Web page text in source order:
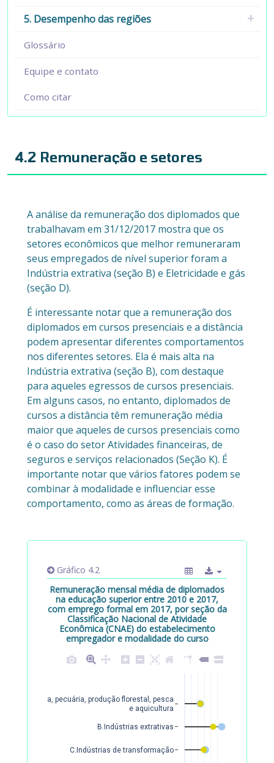
5. Desempenho das regiões
Glossário
Equipe e contato
Como citar
4.2 Remuneração e setores
A análise da remuneração dos diplomados que
trabalhavam em 31/12/2017 mostra que os
setores econômicos que melhor remuneraram
seus empregados de nível superior foram a
Indústria extrativa (seção B) e Eletricidade e gás
(seção D).
É interessante notar que a remuneração dos
diplomados em cursos presenciais e a distância
podem apresentar diferentes comportamentos
nos diferentes setores. Ela é mais alta na
Indústria extrativa (seção B), com destaque
para aqueles egressos de cursos presenciais.
Em alguns casos, no entanto, diplomados de
cursos a distância têm remuneração média
maior que aqueles de cursos presenciais como
é o caso do setor Atividades financeiras, de
seguros e serviços relacionados (Seção K). É
importante notar que vários fatores podem se
combinar à modalidade e influenciar esse
comportamento, como as áreas de formação.
Gráfico 4.2
Remuneração mensal média de diplomados
na educação superior entre 2010 e 2017,
com emprego formal em 2017, por seção da
Classificação Nacional de Atividade
Econômica (CNAE) do estabelecimento
empregador e modalidade do curso
C.Indústrias de transformação
B.Indústrias extrativas
A.Agricultura, pecuária, produção florestal, pesca
e aquicultura